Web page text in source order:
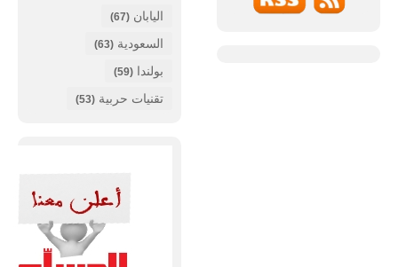
اليابان (67)
السعودية (63)
بولندا (59)
تقنيات حربية (53)